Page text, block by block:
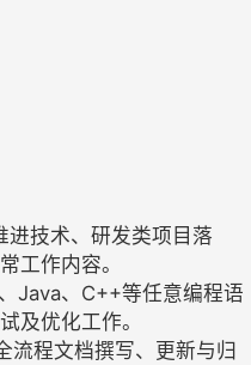
进技术、研发类项目落
工作内容。
Java、C++等任意编程语
及优化工作。
流程文档撰写、更新与归